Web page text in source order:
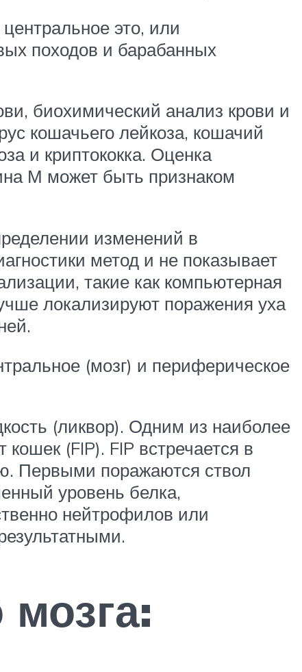
это, или
походов и барабанных
биохимический анализ крови и
кошачьего лейкоза, кошачий
и криптококка. Оценка
М может быть признаком
изменений в
метод и не показывает
такие как компьютерная
локализируют поражения уха
(мозг) и периферическое
(ликвор). Одним из наиболее
(FIP). FIP встречается в
Первыми поражаются ствол
уровень белка,
нейтрофилов или